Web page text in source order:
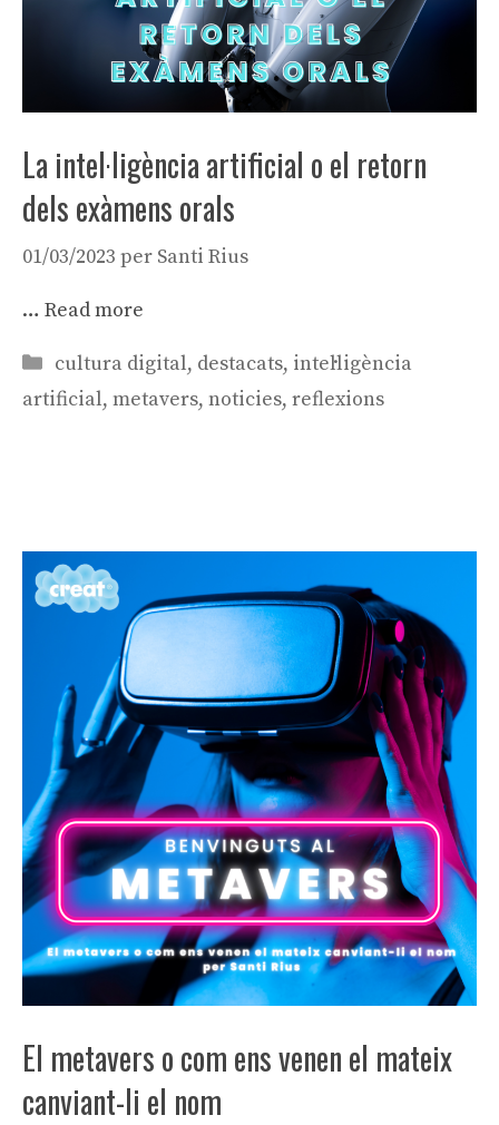
La intel·ligència artificial o el retorn
dels exàmens orals
01/03/2023 per Santi Rius
… Read more
Categories
cultura digital, destacats, intel·ligència
artificial, metavers, noticies, reflexions
El metavers o com ens venen el mateix
canviant-li el nom